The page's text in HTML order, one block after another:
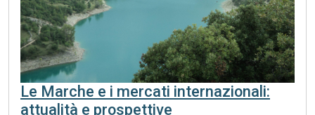
Le Marche e i mercati internazionali:
attualità e prospettive